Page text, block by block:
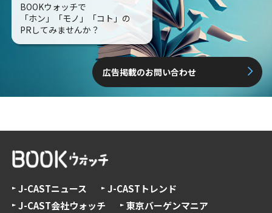
BOOKウォッチで
「ホン」「モノ」「コト」の
PRしてみませんか？
広告掲載のお問い合わせ
J-CASTニュース
J-CASTトレンド
J-CAST会社ウォッチ
東京バーゲンマニア